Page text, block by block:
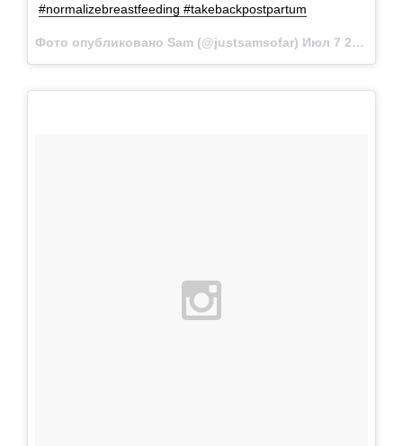
#normalizebreastfeeding #takebackpostpartum
Фото опубликовано Sam (@justsamsofar) Июл 7 2015 в 6:32 PDT